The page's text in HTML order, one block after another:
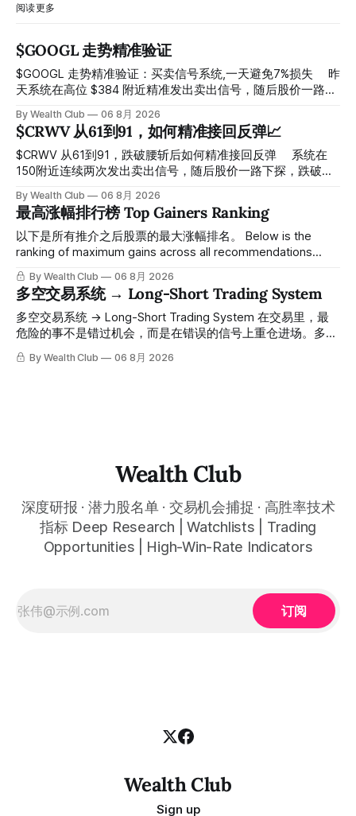
阅读更多
$GOOGL 走势精准验证
$GOOGL 走势精准验证：买卖信号系统,一天避免7%损失 ⠀ 昨
天系统在高位 $384 附近精准发出卖出信号，随后股价一路下
工干预，无需猜顶猜底，系统结合大数据自动帮你读懂市场情
绪与资金流向的转折点。 ⠀ 想要使用同款买卖信号交易系统
指标，以及更多核心名单、深度研究报告、交易机会 :
thewealthclub.vip
By Wealth Club 06 8月 2026
$CRWV 从61到91，如何精准接回反弹📈
$CRWV 从61到91，跌破腰斩后如何精准接回反弹 ⠀ 系统在
150附近连续两次发出卖出信号，随后股价一路下探，跌破
61附近精准打出Breakout突破信号。 ⠀ 从突破点起算，股价
一路反弹，最高触及91，涨幅接近50%。 ⠀ 今天股价小幅回
调5.07%，收报85.33，仍然稳稳站在突破位置上方。 ⠀ 很多
人觉得交易辛苦，是因为把时间都花在自己画线、盯盘、分析
点。 ⠀ 而这套系统，已经帮你把大数据全部跑过一遍，市场
情绪、资金流向、趋势反转位置，全部自动分析整合，直接把
高胜率信号推送到你面前。 ⠀ 你需要做的，只是准备好一份
自己喜欢的公司清单，剩下的分析交给系统。 ⠀ 交易，本该
标，以及更多核心名单、深度研究报告、交易机会 :
By Wealth Club 06 8月 2026
最高涨幅排行榜 Top Gainers Ranking
以下是所有推介之后股票的最大涨幅排名。 Below is the
ranking of maximum gains across all recommendations
since inclusion. 统计区间为2025年11月1日至2026年7月12
日。所有推介的入场价、目标价及推介日期，均在对应期数
「交易机会」文章发布时同步公开，时间戳可完整溯源，付费
会员随时可交叉核实。 The tracking period covers
November 1, 2025 to July 12, 2026. All entry prices, price
simultaneously in the corresponding "Trading Ideas"
By Wealth Club 06 8月 2026
多空交易系统 → Long-Short Trading System
多空交易系统 → Long-Short Trading System 在交易里，最
危险的事不是错过机会，而是在错误的信号上重仓进场。多空
交易系统真正高胜率的交易，把最高确信度的市场结构，直接
呈现在你的图表上。 无需成为图表专家，强大的算法自动为
with any financial market — stocks, crypto,
By Wealth Club 06 8月 2026
Wealth Club
深度研报 · 潜力股名单 · 交易机会捕捉 · 高胜率技术
指标 Deep Research | Watchlists | Trading
Opportunities | High-Win-Rate Indicators
订阅
Wealth Club
Sign up